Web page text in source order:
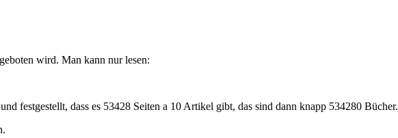
wird. Man kann nur lesen:
festgestellt, dass es 53428 Seiten a 10 Artikel gibt, das sind dann knapp 534280 Bücher.